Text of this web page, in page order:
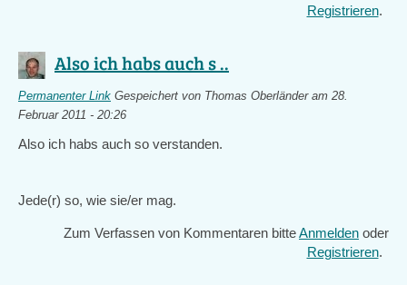
Registrieren.
Also ich habs auch s ..
Permanenter Link Gespeichert von Thomas Oberländeram 28.
Februar 2011 - 20:26
Also ich habs auch so verstanden.
Jede(r) so, wie sie/er mag.
Zum Verfassen von Kommentaren bitteAnmelden oder
Registrieren.